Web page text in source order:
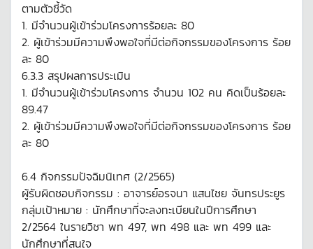
ตามตัวชี้วัด
1. มีจำนวนผู้เข้าร่วมโครงการร้อยละ 80
2. ผู้เข้าร่วมมีความพึงพอใจที่มีต่อกิจกรรมของโครงการ ร้อย
ละ 80
6.3.3 สรุปผลการประเมิน
1. มีจำนวนผู้เข้าร่วมโครงการ จำนวน 102 คน คิดเป็นร้อยละ
89.47
2. ผู้เข้าร่วมมีความพึงพอใจที่มีต่อกิจกรรมของโครงการ ร้อย
ละ 80
6.4 กิจกรรมปัจฉิมนิเทศ (2/2565)
ผู้รับผิดชอบกิจกรรม : อาจารย์อรจนา แสนไชย จันทรประยูร
กลุ่มเป้าหมาย : นักศึกษาที่จะลงทะเบียนในปีการศึกษา
2/2564 ในรายวิชา พท 497, พท 498 และ พท 499 และ
นักศึกษาที่สนใจ